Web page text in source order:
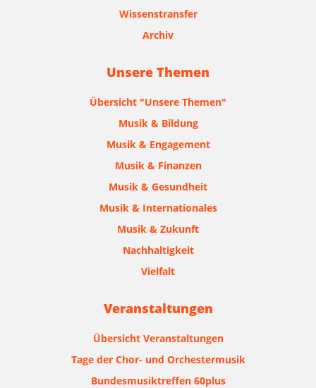
Wissenstransfer
Archiv
Unsere Themen
Übersicht "Unsere Themen"
Musik & Bildung
Musik & Engagement
Musik & Finanzen
Musik & Gesundheit
Musik & Internationales
Musik & Zukunft
Nachhaltigkeit
Vielfalt
Veranstaltungen
Übersicht Veranstaltungen
Tage der Chor- und Orchestermusik
Bundesmusiktreffen 60plus